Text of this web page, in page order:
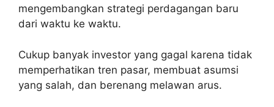
mengembangkan strategi perdagangan baru
dari waktu ke waktu.
Cukup banyak investor yang gagal karena tidak
memperhatikan tren pasar, membuat asumsi
yang salah, dan berenang melawan arus.